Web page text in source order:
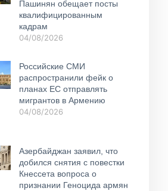
Пашинян обещает посты
квалифицированным
кадрам
04/08/2026
Российские СМИ
распространили фейк о
планах ЕС отправлять
мигрантов в Армению
04/08/2026
Азербайджан заявил, что
добился снятия с повестки
Кнессета вопроса о
признании Геноцида армян